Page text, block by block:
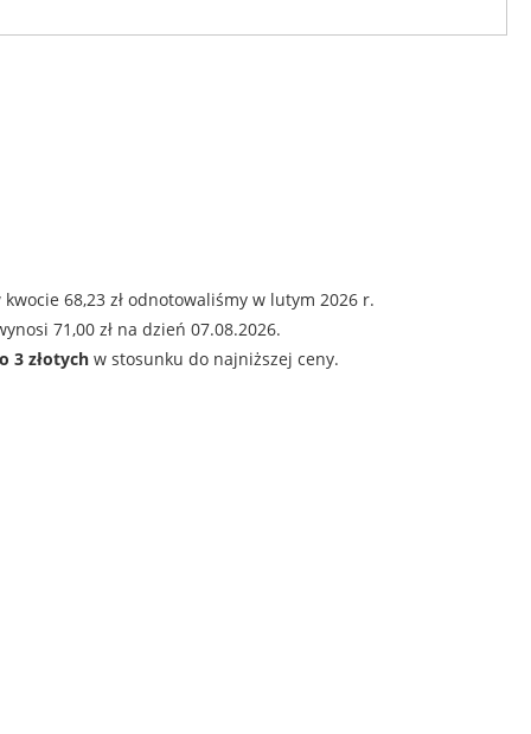
68,23 zł odnotowaliśmy w lutym 2026 r.
71,00 zł na dzień 07.08.2026.
3 złotych w stosunku do najniższej ceny.